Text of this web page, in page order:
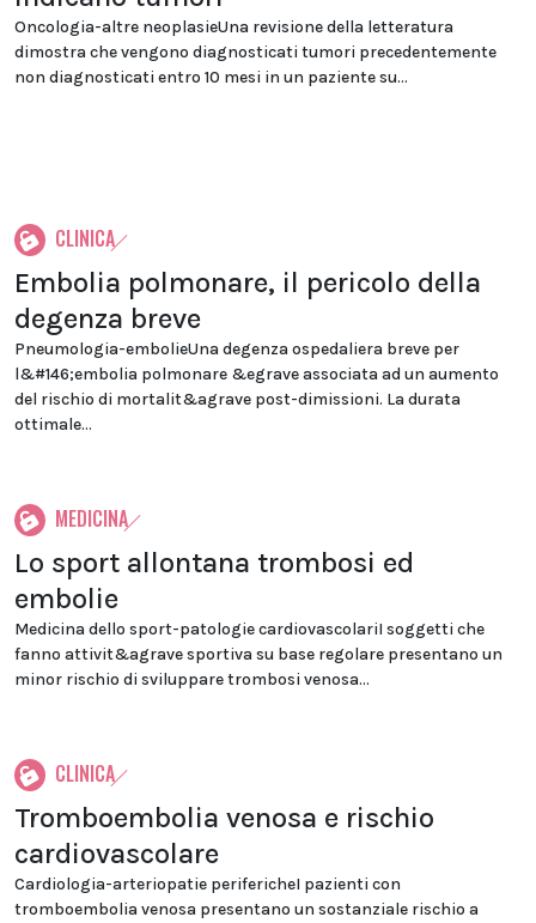
Oncologia-altre neoplasieUna revisione della letteratura
dimostra che vengono diagnosticati tumori precedentemente
non diagnosticati entro 10 mesi in un paziente su...
CLINICA
Embolia polmonare, il pericolo della
degenza breve
Pneumologia-embolieUna degenza ospedaliera breve per
l&#146;embolia polmonare &egrave associata ad un aumento
del rischio di mortalit&agrave post-dimissioni. La durata
ottimale...
MEDICINA
Lo sport allontana trombosi ed
embolie
Medicina dello sport-patologie cardiovascolariI soggetti che
fanno attivit&agrave sportiva su base regolare presentano un
minor rischio di sviluppare trombosi venosa...
CLINICA
Tromboembolia venosa e rischio
cardiovascolare
Cardiologia-arteriopatie perifericheI pazienti con
tromboembolia venosa presentano un sostanziale rischio a